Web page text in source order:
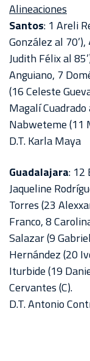
Alineaciones
Santos: 1 Areli
González al
Judith Félix al
Anguiano, 7
(16 Celeste
Magalí
Nabweteme (11
D.T. Karla Maya
Guadalajara: 12
Jaqueline
Torres (23
Franco, 8
Salazar (9
Hernández (20
Iturbide (19
Cervantes (C).
D.T. Antonio